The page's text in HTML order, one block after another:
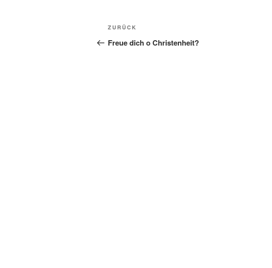
Beitragsnavigation
Vorheriger
Beitrag
ZURÜCK
Freue dich o Christenheit?